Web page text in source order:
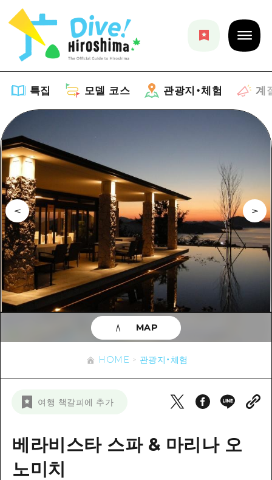
특집 모델 코스 관광지・체험 계
목록
추천
아트
이벤트/축제
음식/술
사이클링
쇼핑
스포츠
나이트 라이프
기준
모델 코스
목록
Dive! Hiroshima 공식 가이드
Hiroshima Moshimo Travel
히로시마시 주변
아키(安芸)
빈고(備後)
미야지마(宮島) 주변
빠른 여행
관광지・체험
목록
히로시마시 주변
아키(安芸)
빈고(備後)
비북(備北)
게이호쿠(芸北)
야마구치(山口)현 동부
시마네(島根)현
계절 정보
이벤트
유용한 정보
목록
접근
히로시마 OMOTENASHI 패스
뉴스
HOME 관광지・체험
여행 책갈피에 추가
베라비스타 스파 & 마리나 오
노미치
MAP